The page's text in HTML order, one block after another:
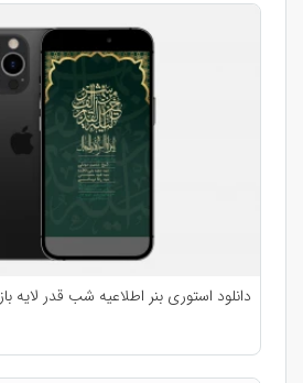
دانلود استوری بنر اطلاعیه شب قدر لایه باز